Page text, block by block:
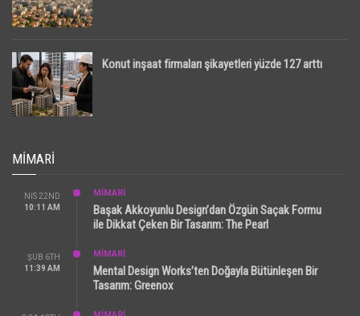
Konut inşaat firmaları şikayetleri yüzde 127 arttı
MIMARI
NIS 22ND
10:11 AM
MİMARİ
Başak Akkoyunlu Design’dan Özgün Saçak Formu
ile Dikkat Çeken Bir Tasarım: The Pearl
ŞUB 6TH
11:39 AM
MİMARİ
Mental Design Works’ten Doğayla Bütünleşen Bir
Tasarım: Greenox